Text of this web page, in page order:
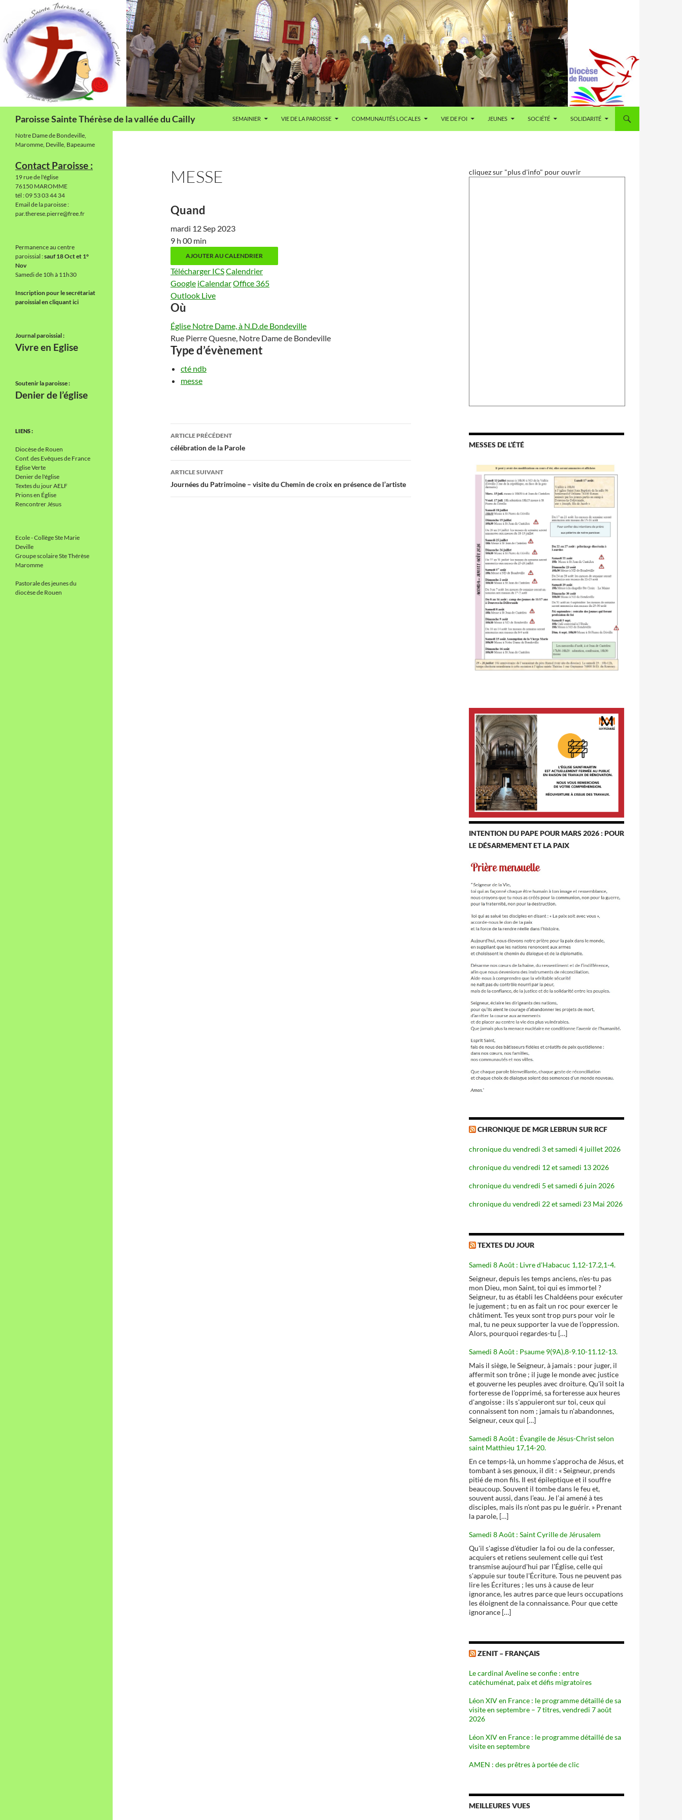
contenu
Paroisse Sainte Thérèse de la vallée du Cailly SEMAINIER VIE DE LA PAROISSE COMMUNAUTÉS LOCALES VIE DE FOI JEUNES SOCIÉTÉ SOLIDARITÉ
MESSE
Quand
mardi 12 Sep 2023
9 h 00 min
AJOUTER AU CALENDRIER
Télécharger ICSCalendrier
Google iCalendarOffice 365
Outlook Live
Où
Église Notre Dame, à N.D.de Bondeville
Rue Pierre Quesne, Notre Dame de Bondeville
Type d’évènement
cté ndb
messe
Navigation
des
articles
ARTICLE PRÉCÉDENT
célébration de la Parole
ARTICLE SUIVANT
Journées du Patrimoine – visite du Chemin de croix en présence de l’artiste
cliquez sur "plus d'info" pour ouvrir
MESSES DE L’ÉTÉ
INTENTION DU PAPE POUR MARS 2026 : POUR
LE DÉSARMEMENT ET LA PAIX
CHRONIQUE DE MGR LEBRUN SUR RCF
chronique du vendredi 3 et samedi 4 juillet 2026
chronique du vendredi 12 et samedi 13 2026
chronique du vendredi 5 et samedi 6 juin 2026
chronique du vendredi 22 et samedi 23 Mai 2026
TEXTES DU JOUR
Samedi 8 Août : Livre d'Habacuc 1,12-17.2,1-4.
Seigneur, depuis les temps anciens, n’es-tu pas
mon Dieu, mon Saint, toi qui es immortel ?
Seigneur, tu as établi les Chaldéens pour exécuter
le jugement ; tu en as fait un roc pour exercer le
châtiment. Tes yeux sont trop purs pour voir le
mal, tu ne peux supporter la vue de l’oppression.
Alors, pourquoi regardes-tu […]
Samedi 8 Août : Psaume 9(9A),8-9.10-11.12-13.
Mais il siège, le Seigneur, à jamais : pour juger, il
affermit son trône ; il juge le monde avec justice
et gouverne les peuples avec droiture. Qu'il soit la
forteresse de l'opprimé, sa forteresse aux heures
d'angoisse : ils s'appuieront sur toi, ceux qui
connaissent ton nom ; jamais tu n'abandonnes,
Seigneur, ceux qui […]
Samedi 8 Août : Évangile de Jésus-Christ selon
saint Matthieu 17,14-20.
En ce temps-là, un homme s’approcha de Jésus, et
tombant à ses genoux, il dit : « Seigneur, prends
pitié de mon fils. Il est épileptique et il souffre
beaucoup. Souvent il tombe dans le feu et,
souvent aussi, dans l’eau. Je l’ai amené à tes
disciples, mais ils n’ont pas pu le guérir. » Prenant
la parole, […]
Samedi 8 Août : Saint Cyrille de Jérusalem
Qu'il s'agisse d'étudier la foi ou de la confesser,
acquiers et retiens seulement celle qui t'est
transmise aujourd'hui par l'Église, celle qui
s'appuie sur toute l'Écriture. Tous ne peuvent pas
lire les Écritures ; les uns à cause de leur
ignorance, les autres parce que leurs occupations
les éloignent de la connaissance. Pour que cette
ignorance […]
ZENIT – FRANÇAIS
Le cardinal Aveline se confie : entre
catéchuménat, paix et défis migratoires
Léon XIV en France : le programme détaillé de sa
visite en septembre – 7 titres, vendredi 7 août
2026
Léon XIV en France : le programme détaillé de sa
visite en septembre
AMEN : des prêtres à portée de clic
MEILLEURES VUES
Notre Dame de Bondeville,
Maromme, Deville, Bapeaume
Contact Paroisse :
19 rue de l'église
76150 MAROMME
tél : 09 53 03 44 34
Email de la paroisse :
par.therese.pierre@free.fr
Permanence au centre
paroissial :sauf 18 Oct et 1°
Nov
Samedi de 10h à 11h30
Inscription pour le secrétariat
paroissial en cliquant ici
Journal paroissial :
Vivre en Eglise
Soutenir la paroisse :
Denier de l’église
LIENS :
Diocèse de Rouen
Conf. des Evêques de France
Eglise Verte
Denier de l'église
Textes du jour AELF
Prions en Église
Rencontrer Jésus
Ecole - Collège Ste Marie
Deville
Groupe scolaire Ste Thérèse
Maromme
Pastorale des jeunes du
diocèse de Rouen